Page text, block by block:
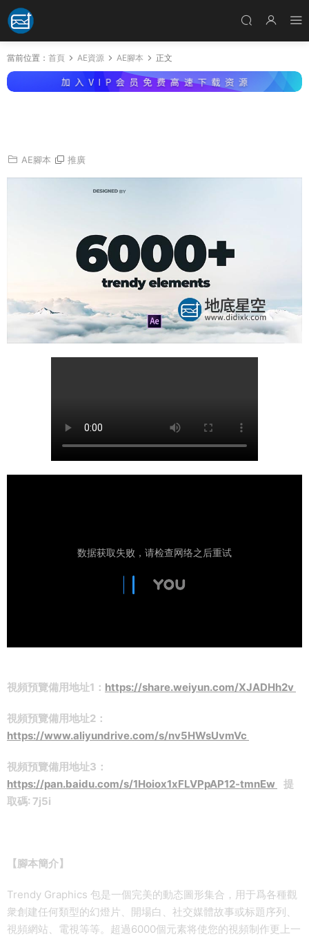
當前位置： 首頁 AE資源 AE腳本 正文
AE腳本 推廣
視頻預覽備用地址1： https://share.weiyun.com/XJADHh2v
視頻預覽備用地址2：
https://www.aliyundrive.com/s/nv5HWsUvmVc
視頻預覽備用地址3：
https://pan.baidu.com/s/1Hoiox1xFLVPpAP12-tmnEw
提
取碼: 7j5i
【腳本簡介】
Trendy Graphics 包是一個完美的動态圖形集合，用于爲各種觀
衆創建任何類型的幻燈片、開場白、社交媒體故事或标題序列、
視頻網站、電視等等。超過6000個元素将使您的視頻制作更上一